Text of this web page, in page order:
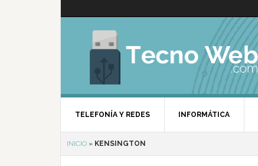
TELEFONÍA Y REDES INFORMÁTICA
INICIO » KENSINGTON